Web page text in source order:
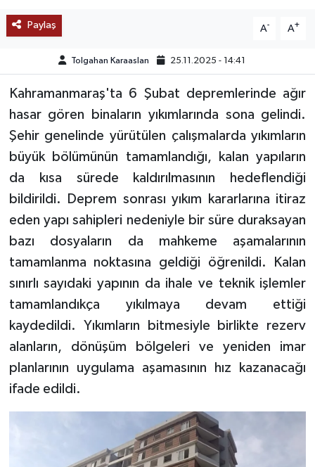
Paylaş A- A+
Tolgahan Karaaslan 25.11.2025 - 14:41
Kahramanmaraş'ta 6 Şubat depremlerinde ağır
hasar gören binaların yıkımlarında sona gelindi.
Şehir genelinde yürütülen çalışmalarda yıkımların
büyük bölümünün tamamlandığı, kalan yapıların
da kısa sürede kaldırılmasının hedeflendiği
bildirildi. Deprem sonrası yıkım kararlarına itiraz
eden yapı sahipleri nedeniyle bir süre duraksayan
bazı dosyaların da mahkeme aşamalarının
tamamlanma noktasına geldiği öğrenildi. Kalan
sınırlı sayıdaki yapının da ihale ve teknik işlemler
tamamlandıkça yıkılmaya devam ettiği
kaydedildi. Yıkımların bitmesiyle birlikte rezerv
alanların, dönüşüm bölgeleri ve yeniden imar
planlarının uygulama aşamasının hız kazanacağı
ifade edildi.
MEDYA
YAŞAM
KÜLTÜR SANAT